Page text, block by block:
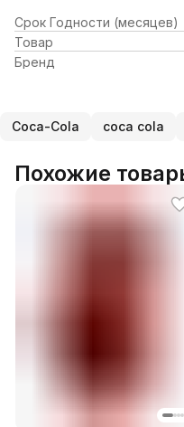
Срок Годности (месяцев)
Товар
Бренд
Coca-Cola coca cola
Похожие